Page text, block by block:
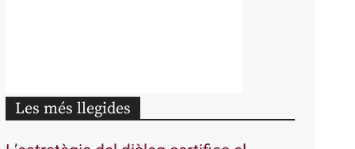
Les més llegides